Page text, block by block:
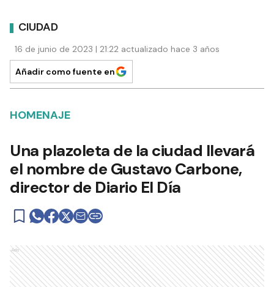
CIUDAD
16 de junio de 2023 | 21:22 actualizado hace 3 años
Añadir como fuente en
HOMENAJE
Una plazoleta de la ciudad llevará
el nombre de Gustavo Carbone,
director de Diario El Día
Ads